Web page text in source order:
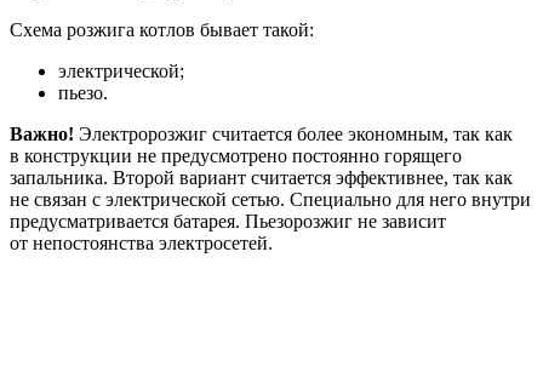
Схема розжига котлов бывает такой:
электрической;
пьезо.
Важно! Электророзжиг считается более экономным, так как
в конструкции не предусмотрено постоянно горящего
запальника. Второй вариант считается эффективнее, так как
не связан с электрической сетью. Специально для него внутри
предусматривается батарея. Пьезорозжиг не зависит
от непостоянства электросетей.